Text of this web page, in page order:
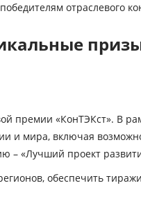
отраслевого
премии «КонТЭКст». В
и мира, включая
– «Лучший проект
обеспечить